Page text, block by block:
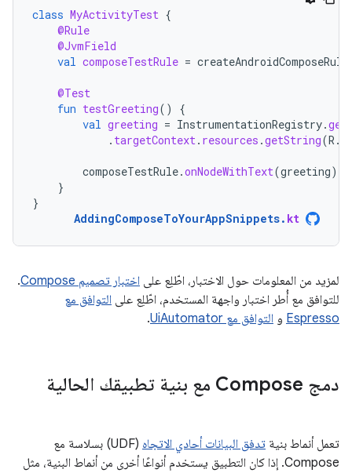
class MyActivityTest {
@Rule
@JvmField
val composeTestRule =
@Test
fun testGreeting()
{
val greeting = InstrumentationRegistry.
. targetContext. resources .getString(R .
composeTestRule.onNodeWithText(greeting).
}
}
AddingComposeToYourAppSnippets. kt
لمزيد من المعلومات حول الاختبار، اطّلِع على اختبار تصميم Compose
.
للتوافق مع أُطر اختبار واجهة المستخدم، اطّلِع على التوافق مع
Espresso و التوافق مع UiAutomator .
دمج Compose مع بنية تطبيقك الحالية
تعمل أنماط بنية تدفق البيانات أحادي الاتجاه
(UDF) بسلاسة مع
Compose. إذا كان التطبيق يستخدم أنواعًا أخرى من أنماط البنية، مثل